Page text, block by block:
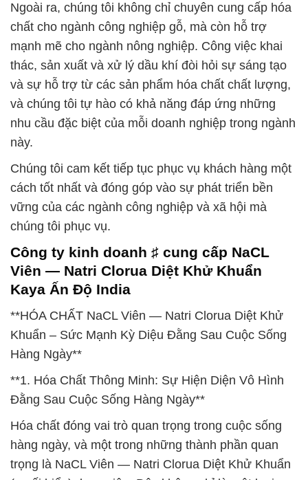
Ngoài ra, chúng tôi không chỉ chuyên cung cấp hóa
chất cho ngành công nghiệp gỗ, mà còn hỗ trợ
mạnh mẽ cho ngành nông nghiệp. Công việc khai
thác, sản xuất và xử lý dầu khí đòi hỏi sự sáng tạo
và sự hỗ trợ từ các sản phẩm hóa chất chất lượng,
và chúng tôi tự hào có khả năng đáp ứng những
nhu cầu đặc biệt của mỗi doanh nghiệp trong ngành
này.
Chúng tôi cam kết tiếp tục phục vụ khách hàng một
cách tốt nhất và đóng góp vào sự phát triển bền
vững của các ngành công nghiệp và xã hội mà
chúng tôi phục vụ.
Công ty kinh doanh ♯ cung cấp NaCL
Viên — Natri Clorua Diệt Khử Khuẩn
Kaya Ấn Độ India
**HÓA CHẤT NaCL Viên — Natri Clorua Diệt Khử
Khuẩn – Sức Mạnh Kỳ Diệu Đằng Sau Cuộc Sống
Hàng Ngày**
**1. Hóa Chất Thông Minh: Sự Hiện Diện Vô Hình
Đằng Sau Cuộc Sống Hàng Ngày**
Hóa chất đóng vai trò quan trọng trong cuộc sống
hàng ngày, và một trong những thành phần quan
trọng là NaCL Viên — Natri Clorua Diệt Khử Khuẩn